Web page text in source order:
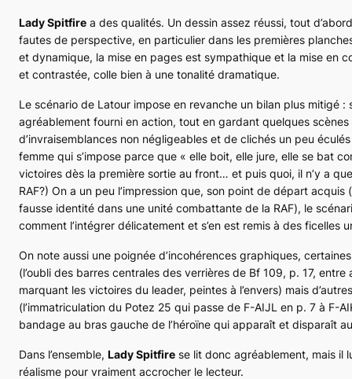
Lady Spitfire a des qualités. Un dessin assez réussi, tout
fautes de perspective, en particulier dans les premières
et dynamique, la mise en pages est sympathique et la mise en
et contrastée, colle bien à une tonalité dramatique.
Le scénario de Latour impose en revanche un bilan plus mitigé :
agréablement fourni en action, tout en gardant quelques
d’invraisemblances non négligeables et de clichés un peu
femme qui s’impose parce que « elle boit, elle jure, elle se bat
victoires dès la première sortie au front… et puis quoi, il n’y a
RAF?) On a un peu l’impression que, son point de départ acquis
fausse identité dans une unité combattante de la RAF), le
comment l’intégrer délicatement et s’en est remis à des ficelles
On note aussi une poignée d’incohérences graphiques,
(l’oubli des barres centrales des verrières de Bf 109, p. 17, entre
marquant les victoires du leader, peintes à l’envers) mais
(l’immatriculation du Potez 25 qui passe de F-AIJL en p. 7 à F-
bandage au bras gauche de l’héroïne qui apparaît et disparaît
Dans l’ensemble, Lady Spitfire se lit donc agréablement, mais il
réalisme pour vraiment accrocher le lecteur.